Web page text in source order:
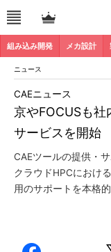
組み込み開発 メカ設計
ニュース
京やFOCUSも
サービスを開始
CAEニュース
CAEツールの提供・
クラウドHPCにおけ
用のサポートを本格的